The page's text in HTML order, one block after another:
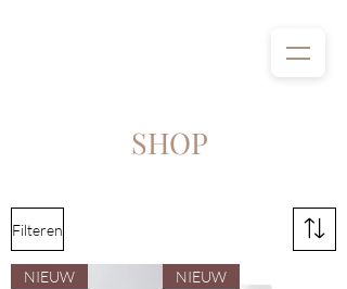
SHOP
Filteren
NIEUW NIEUW